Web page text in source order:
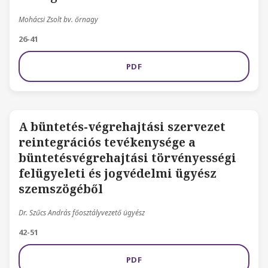
Mohácsi Zsolt bv. őrnagy
26-41
PDF
A büntetés-végrehajtási szervezet
reintegrációs tevékenysége a
büntetésvégrehajtási törvényességi
felügyeleti és jogvédelmi ügyész
szemszögéből
Dr. Szűcs András főosztályvezető ügyész
42-51
PDF